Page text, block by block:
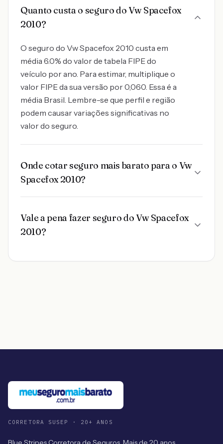
Quanto custa o seguro do Vw Spacefox
2010?
O seguro do Vw Spacefox 2010 custa em
média 6.0% do valor de tabela FIPE do
veículo por ano. Para estimar, multiplique o
valor FIPE da sua versão por 0,060. Essa é a
média Brasil. Lembre-se que perfil e região
podem causar variações significativas no
valor do seguro.
Onde cotar seguro mais barato para o Vw
Spacefox 2010?
Vale a pena fazer seguro do Vw Spacefox
2010?
CORRETORA SUSEP · 20+ ANOS